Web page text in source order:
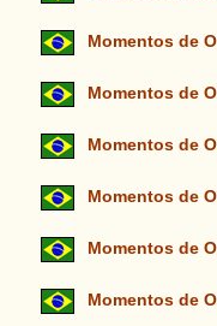
Momentos de
Momentos de
Momentos de
Momentos de
Momentos de
Momentos de